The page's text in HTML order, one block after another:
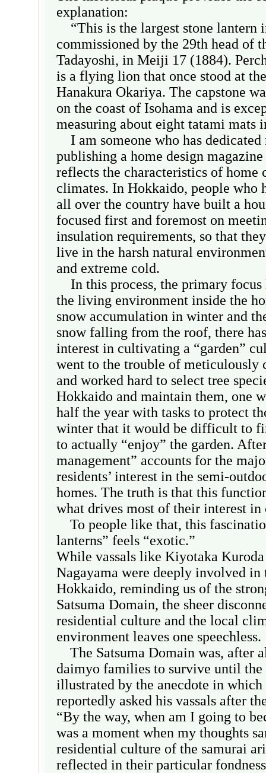
explanation:
“This is the largest stone lantern
commissioned by the 29th head of
Tadayoshi, in Meiji 17 (1884).
is a flying lion that once stood at
Hanakura Okariya. The capstone
on the coast of Isohama and is
measuring about eight tatami mats
I am someone who has
publishing a home design
reflects the characteristics of home
climates. In Hokkaido, people who
all over the country have built a
focused first and foremost on
insulation requirements, so that
live in the harsh natural
and extreme cold.
In this process, the primary focus
the living environment inside the
snow accumulation in winter and
snow falling from the roof, there
interest in cultivating a “garden”
went to the trouble of meticulously
and worked hard to select tree
Hokkaido and maintain them, one
half the year with tasks to protect
winter that it would be difficult to
to actually “enjoy” the garden.
management” accounts for the
residents’ interest in the semi-
homes. The truth is that this
what drives most of their interest in
To people like that, this
lanterns” feels “exotic.”
While vassals like Kiyotaka Kuroda
Nagayama were deeply involved in
Hokkaido, reminding us of the
Satsuma Domain, the sheer
residential culture and the local
environment leaves one speechless.
The Satsuma Domain was, after
daimyo families to survive until
illustrated by the anecdote in
reportedly asked his vassals after
“By the way, when am I going to
was a moment when my thoughts
residential culture of the samurai
reflected in their particular